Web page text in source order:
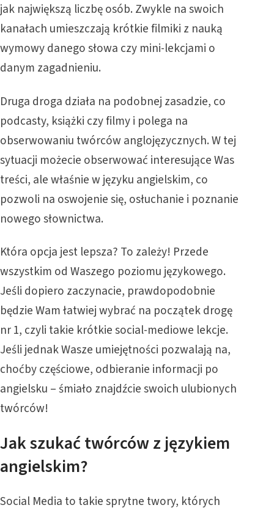
jak największą liczbę osób. Zwykle na swoich
kanałach umieszczają krótkie filmiki z nauką
wymowy danego słowa czy mini-lekcjami o
danym zagadnieniu.
Druga droga działa na podobnej zasadzie, co
podcasty, książki czy filmy i polega na
obserwowaniu twórców anglojęzycznych. W tej
sytuacji możecie obserwować interesujące Was
treści, ale właśnie w języku angielskim, co
pozwoli na oswojenie się, osłuchanie i poznanie
nowego słownictwa.
Która opcja jest lepsza? To zależy! Przede
wszystkim od Waszego poziomu językowego.
Jeśli dopiero zaczynacie, prawdopodobnie
będzie Wam łatwiej wybrać na początek drogę
nr 1, czyli takie krótkie social-mediowe lekcje.
Jeśli jednak Wasze umiejętności pozwalają na,
choćby częściowe, odbieranie informacji po
angielsku – śmiało znajdźcie swoich ulubionych
twórców!
Jak szukać twórców z językiem
angielskim?
Social Media to takie sprytne twory, których